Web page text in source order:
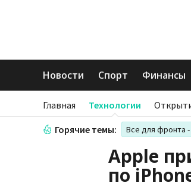
Новости Спорт Финансы
Главная Технологии
Горячие темы: Все для фронта
Apple
по